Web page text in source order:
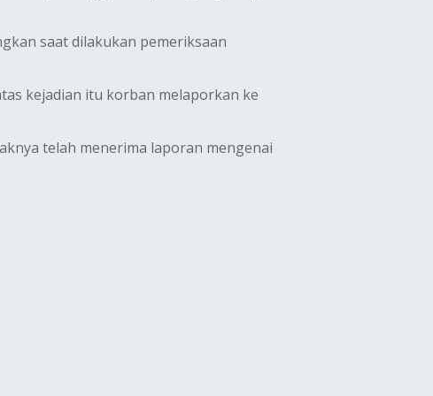
saat dilakukan pemeriksaan
kejadian itu korban melaporkan ke
telah menerima laporan mengenai